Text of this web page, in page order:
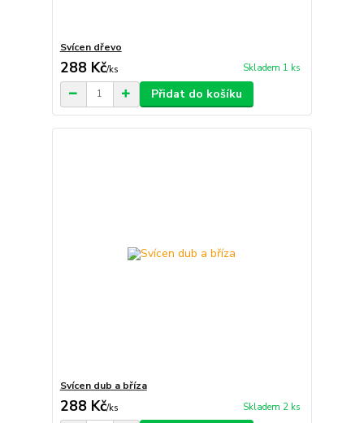
Svícen dřevo
288 Kč/ks Skladem 1 ks
Přidat do košíku
Svícen dub a bříza
288 Kč/ks Skladem 2 ks